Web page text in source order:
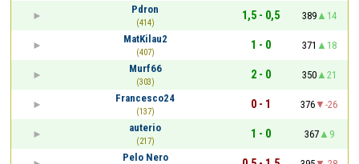
Pdron
(414)
1,5 - 0,5 389
14
MatKilau2
(407)
1 - 0 371
18
Murf66
(303)
2 - 0 350
21
Francesco24
(137)
0 - 1 376
-26
auterio
(217)
1 - 0 367
9
Pelo Nero